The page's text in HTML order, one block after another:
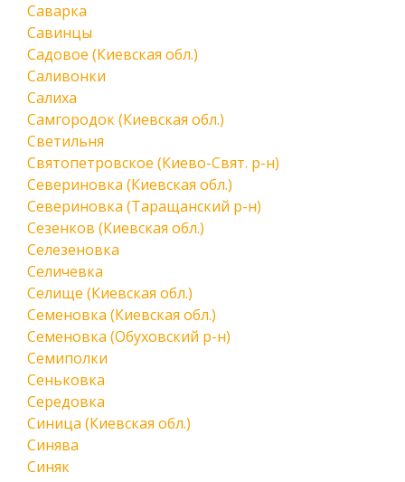
Саварка
Савинцы
Садовое (Киевская обл.)
Саливонки
Салиха
Самгородок (Киевская обл.)
Светильня
Святопетровское (Киево-Свят. р-н)
Севериновка (Киевская обл.)
Севериновка (Таращанский р-н)
Сезенков (Киевская обл.)
Селезеновка
Селичевка
Селище (Киевская обл.)
Семеновка (Киевская обл.)
Семеновка (Обуховский р-н)
Семиполки
Сеньковка
Середовка
Синица (Киевская обл.)
Синява
Синяк